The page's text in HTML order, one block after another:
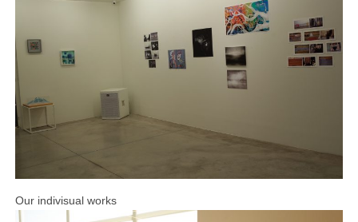
Our indivisual works